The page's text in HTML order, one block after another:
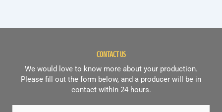
CONTACT US
We would love to know more about your production.
Please fill out the form below, and a producer will be in
contact within 24 hours.